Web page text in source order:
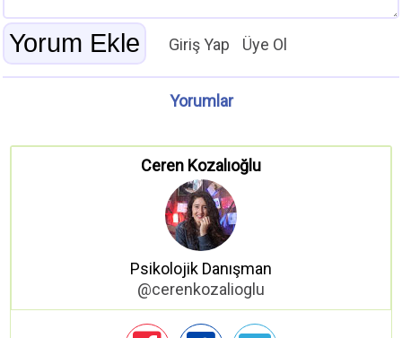
Giriş Yap Üye Ol
Yorumlar
Ceren Kozalıoğlu
Psikolojik Danışman
@cerenkozalioglu